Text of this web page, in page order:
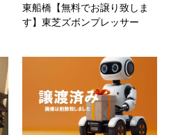
東船橋【無料でお譲り致しま
す】東芝ズボンプレッサー